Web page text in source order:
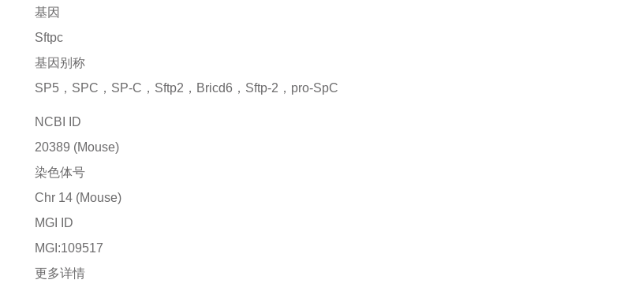
基因
Sftpc
基因别称
SP5，SPC，SP-C，Sftp2，Bricd6，Sftp-2，pro-SpC
NCBI ID
20389 (Mouse)
染色体号
Chr 14 (Mouse)
MGI ID
MGI:109517
更多详情